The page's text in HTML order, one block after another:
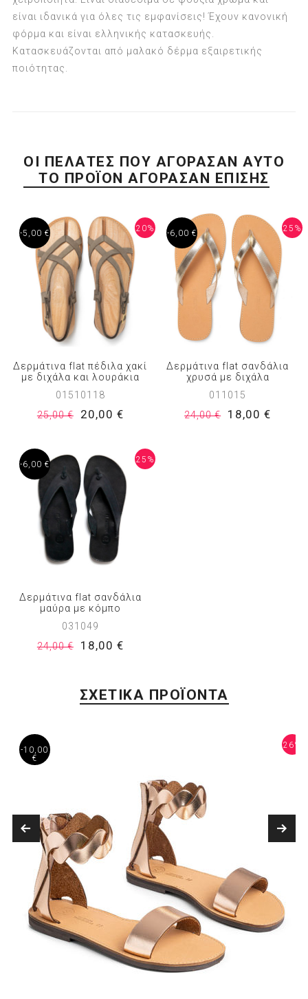
είναι ιδανικά για όλες τις εμφανίσεις! Έχουν κανονική
φόρμα και είναι ελληνικής κατασκευής.
Κατασκευάζονται από μαλακό δέρμα εξαιρετικής
ποιότητας.
ΟΙ ΠΕΛΆΤΕΣ ΠΟΥ ΑΓΌΡΑΣΑΝ ΑΥΤΌ
ΤΟ ΠΡΟΪΌΝ ΑΓΌΡΑΣΑΝ ΕΠΊΣΗΣ
20%
-5,00 €
Δερμάτινα flat πέδιλα χακί
με διχάλα και λουράκια
01510118
25,00 €
20,00 €
25%
-6,00 €
Δερμάτινα flat σανδάλια
χρυσά με διχάλα
011015
24,00 €
18,00 €
25%
-6,00 €
Δερμάτινα flat σανδάλια
μαύρα με κόμπο
031049
24,00 €
18,00 €
ΣΧΕΤΙΚΑ ΠΡΟΪΟΝΤΑ
26%
-10,00
€